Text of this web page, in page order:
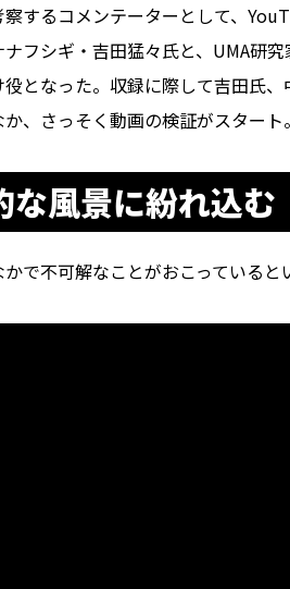
するコメンテーターとして、
フシギ・吉田猛々氏と、UMA研
役となった。収録に際して吉田氏
、さっそく動画の検証がスタート。
な風景に紛れ込む
で不可解なことがおこっていると